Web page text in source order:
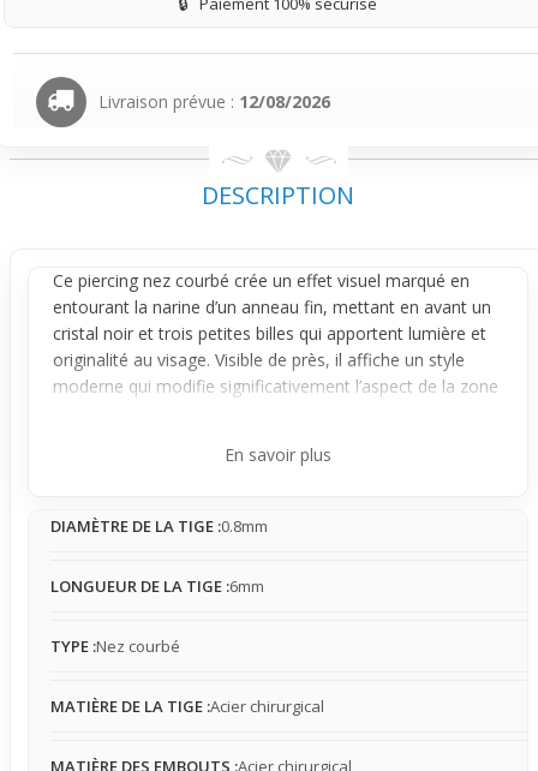
Livraison prévue : 12/08/2026
DESCRIPTION
Ce piercing nez courbé crée un effet visuel marqué en
entourant la narine d’un anneau fin, mettant en avant un
cristal noir et trois petites billes qui apportent lumière et
originalité au visage. Visible de près, il affiche un style
moderne qui modifie significativement l’aspect de la zone
excessif. Sa présence est discrète au quotidien, il se fait
accrocher légèrement aux vêtements ou à la peau au fil
Idéal pour ceux qui souhaitent un piercing au nez singulier
style affirmé sans trop de contraintes. Son design bien
pensé mêle confort et originalité, influençant directement
En savoir plus
DIAMÈTRE DE LA TIGE :0.8mm
LONGUEUR DE LA TIGE :6mm
TYPE :Nez courbé
MATIÈRE DE LA TIGE :Acier chirurgical
MATIÈRE DES EMBOUTS :Acier chirurgical